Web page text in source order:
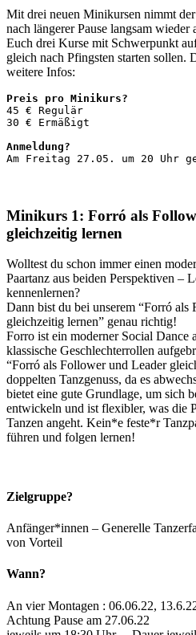
Mit drei neuen Minikursen nimmt
nach längerer Pause langsam
Euch drei Kurse mit Schwerpunkt
gleich nach Pfingsten starten sollen.
weitere Infos:
Preis pro Minikurs?
45 € Regulär
30 € Ermäßigt
Anmeldung?
Am Freitag 27.05. um 20 Uhr
Minikurs 1: Forró als
gleichzeitig lernen
Wolltest du schon immer einen
Paartanz aus beiden Perspektiven –
kennenlernen?
Dann bist du bei unserem “Forró als
gleichzeitig lernen” genau richtig!
Forro ist ein moderner Social Dance
klassische Geschlechterrollen
“Forró als Follower und Leader
doppelten Tanzgenuss, da es
bietet eine gute Grundlage, um sich
entwickeln und ist flexibler, was die
Tanzen angeht. Kein*e feste*r
führen und folgen lernen!
Zielgruppe?
Anfänger*innen – Generelle
von Vorteil
Wann?
An vier Montagen : 06.06.22,
Achtung Pause am 27.06.22